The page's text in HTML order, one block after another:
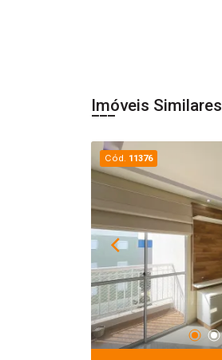
Imóveis Similares
Cód. 11376